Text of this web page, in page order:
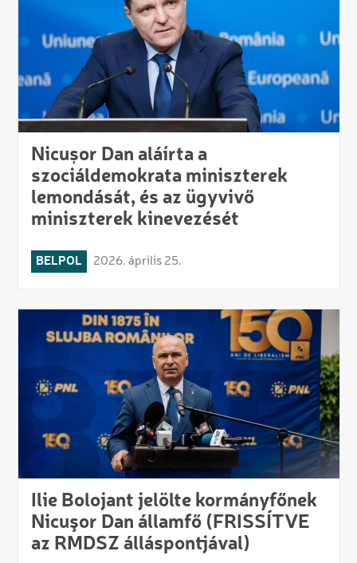
Nicușor Dan aláírta a
szociáldemokrata miniszterek
lemondását, és az ügyvivő
miniszterek kinevezését
BELPOL 2026. április 25.
Ilie Bolojant jelölte kormányfőnek
Nicuşor Dan államfő (FRISSÍTVE
az RMDSZ álláspontjával)